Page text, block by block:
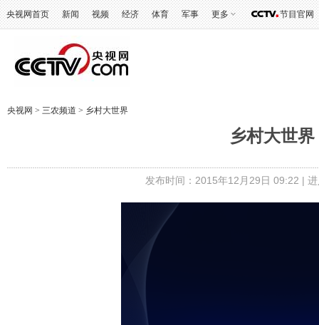
央视网首页 新闻 视频 经济 体育 军事 更多 节目官网
央视网 > 三农频道 > 乡村大世界
乡村大世
发布时间：2015年12月29日 09:22 |